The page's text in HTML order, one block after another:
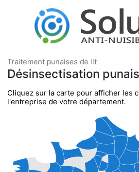
Traitement punaises de lit
Désinsectisation
Cliquez sur la carte pour afficher les
l'entreprise de votre département.